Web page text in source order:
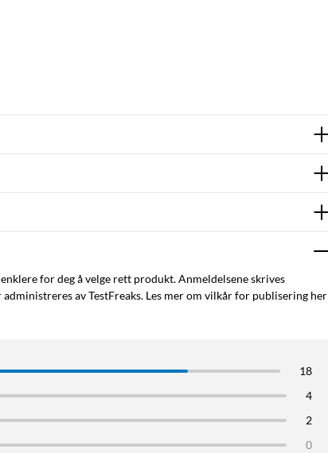
for deg å velge rett produkt. Anmeldelsene skrives
av TestFreaks. Les mer om vilkår for publisering her
18
4
2
0